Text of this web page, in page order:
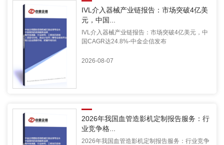
IVL介入器械产业链报告：市场突破4亿美
元，中国...
IVL介入器械产业链报告：市场突破4亿美元，中
国CAGR达24.8%-中金企信发布
2026-08-07
2026年我国血管造影机定制报告服务：行
业竞争格...
2026年我国血管造影机定制报告服务：行业竞争